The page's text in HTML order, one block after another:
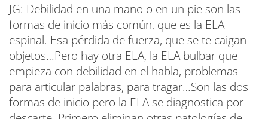
JG: Debilidad en una mano o en un pie son las
formas de inicio más común, que es la ELA
espinal. Esa pérdida de fuerza, que se te caigan
objetos…Pero hay otra ELA, la ELA bulbar que
empieza con debilidad en el habla, problemas
para articular palabras, para tragar…Son las dos
formas de inicio pero la ELA se diagnostica por